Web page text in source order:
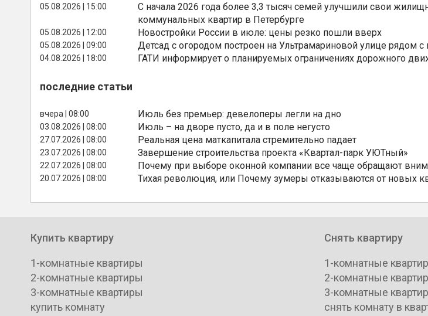
05.08.2026 | 15:00
С начала 2026 года более 3,3 тысяч семей улучшили свои
коммунальных квартир в Петербурге
05.08.2026 | 12:00 Новостройки России в июле: цены резко пошли вверх
05.08.2026 | 09:00 Детсад с огородом построен на Ультрамариновой улице рядом
04.08.2026 | 18:00 ГАТИ информирует о планируемых ограничениях дорожного
последние статьи
вчера | 08:00 Июль без премьер: девелоперы легли на дно
03.08.2026 | 08:00 Июль – на дворе пусто, да и в поле негусто
27.07.2026 | 08:00 Реальная цена маткапитала стремительно падает
23.07.2026 | 08:00 Завершение строительства проекта «Квартал-парк УЮТный»
22.07.2026 | 08:00 Почему при выборе оконной компании все чаще обращают
20.07.2026 | 08:00 Тихая революция, или Почему зумеры отказываются от новых
Купить квартиру
1-комнатные квартиры
2-комнатные квартиры
3-комнатные квартиры
купить комнату
Снять квартиру
1-комнатные
2-комнатные
3-комнатные
снять комнату в